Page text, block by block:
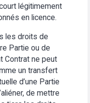
légitimement
en licence.
les droits de
Partie ou de
Contrat ne peut
un transfert
d’une Partie
de mettre